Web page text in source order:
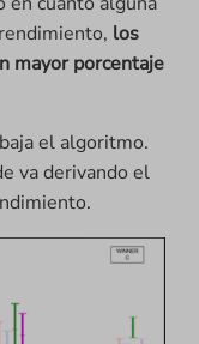
los
mayor porcentaje
el algoritmo.
va derivando el